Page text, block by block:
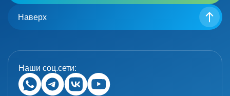
Наверх
Наши соц.сети: